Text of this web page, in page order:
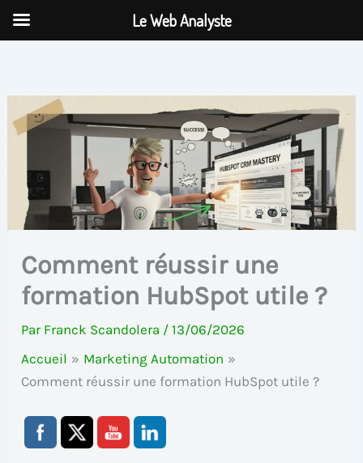
Aller
Comment réussir une
formation HubSpot utile ?
Par Franck Scandolera /13/06/2026
Accueil
Marketing Automation
Comment réussir une formation HubSpot utile ?
Le Web Analyste